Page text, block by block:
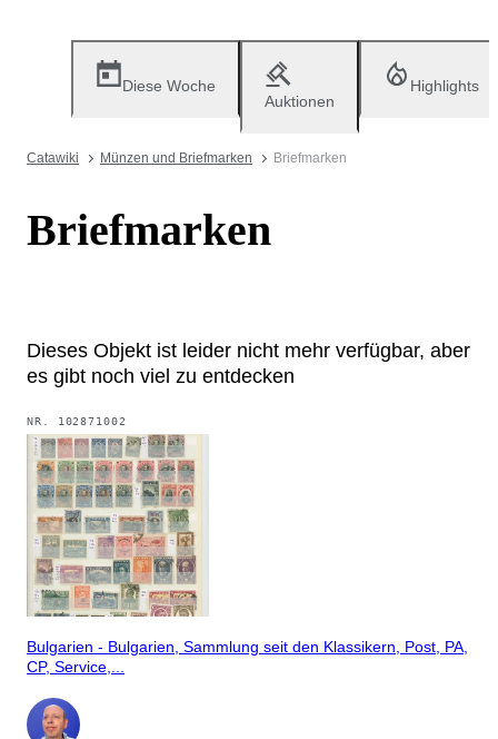
Diese Woche
Auktionen
Highlights
Catawiki Münzen und Briefmarken Briefmarken
Briefmarken
Dieses Objekt ist leider nicht mehr verfügbar, aber
es gibt noch viel zu entdecken
NR. 102871002
Bulgarien - Bulgarien, Sammlung seit den Klassikern, Post, PA,
CP, Service,...